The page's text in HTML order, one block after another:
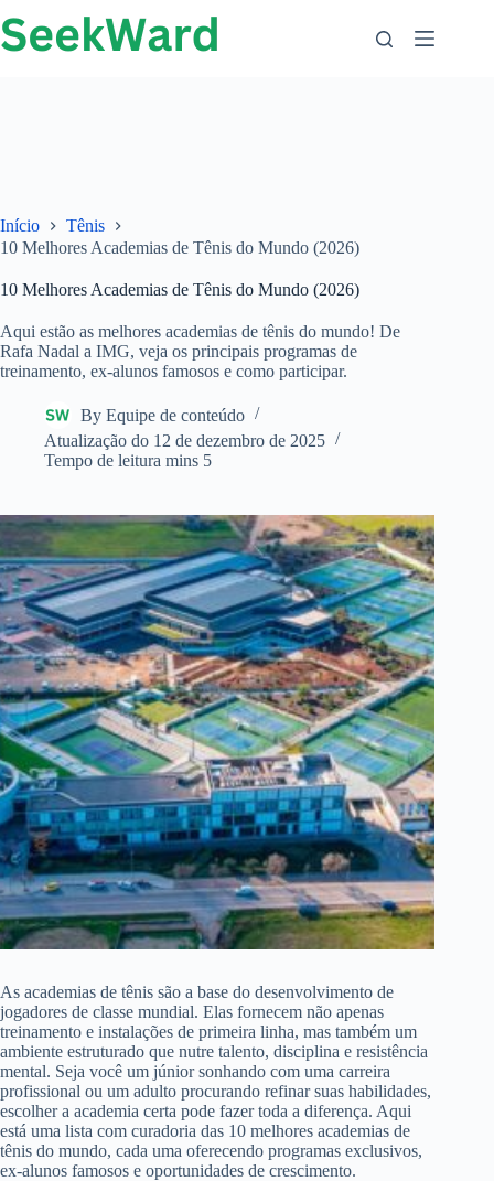
para
o
Início
Tênis
10 Melhores Academias de Tênis do Mundo (2026)
10 Melhores Academias de Tênis do Mundo (2026)
Aqui estão as melhores academias de tênis do mundo! De
Rafa Nadal a IMG, veja os principais programas de
treinamento, ex-alunos famosos e como participar.
By Equipe de conteúdo
Atualização do 12 de dezembro de 2025
Tempo de leitura mins 5
As academias de tênis são a base do desenvolvimento de
jogadores de classe mundial. Elas fornecem não apenas
treinamento e instalações de primeira linha, mas também um
ambiente estruturado que nutre talento, disciplina e resistência
mental. Seja você um júnior sonhando com uma carreira
profissional ou um adulto procurando refinar suas habilidades,
escolher a academia certa pode fazer toda a diferença. Aqui
está uma lista com curadoria das 10 melhores academias de
tênis do mundo, cada uma oferecendo programas exclusivos,
ex-alunos famosos e oportunidades de crescimento.